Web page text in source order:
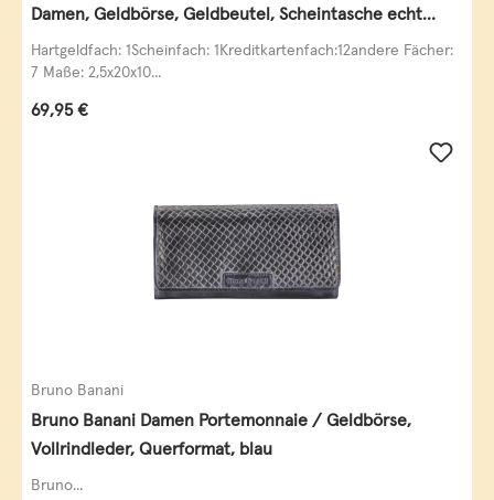
Damen, Geldbörse, Geldbeutel, Scheintasche echt
Leder
Hartgeldfach: 1Scheinfach: 1Kreditkartenfach:12andere Fächer:
7 Maße: 2,5x20x10...
Regulärer Preis:
69,95 €
Bruno Banani
Bruno Banani Damen Portemonnaie / Geldbörse,
Vollrindleder, Querformat, blau
Bruno...